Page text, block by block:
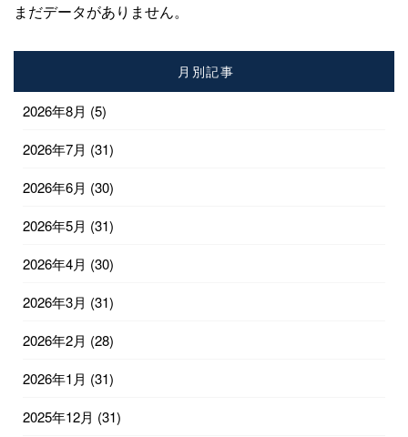
まだデータがありません。
月別記事
2026年8月 (5)
2026年7月 (31)
2026年6月 (30)
2026年5月 (31)
2026年4月 (30)
2026年3月 (31)
2026年2月 (28)
2026年1月 (31)
2025年12月 (31)